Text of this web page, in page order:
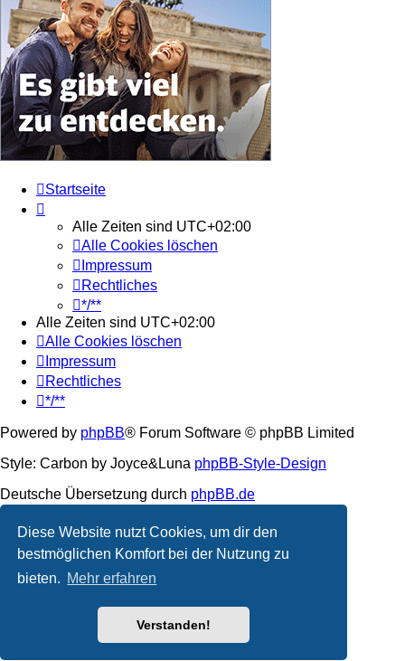
Diese Website nutzt Cookies, um dir den
bestmöglichen Komfort bei der Nutzung zu
bieten. Mehr erfahren
Verstanden!
Startseite
Alle Zeiten sind UTC+02:00
Alle Cookies löschen
Impressum
Rechtliches
*/**
Alle Zeiten sind UTC+02:00
Alle Cookies löschen
Impressum
Rechtliches
*/**
Powered by phpBB® Forum Software © phpBB Limited
Style: Carbon by Joyce&Luna phpBB-Style-Design
Deutsche Übersetzung durch phpBB.de
Datenschutz
Nutzungsbedingungen